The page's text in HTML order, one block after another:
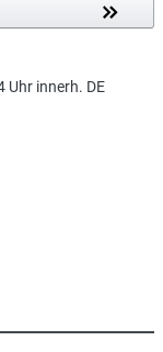
Uhr innerh. DE